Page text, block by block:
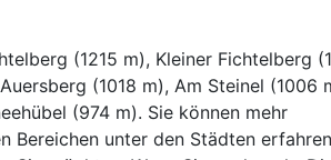
(1215 m), Kleiner Fichtelberg
(1018 m), Am Steinel (1006
(974 m). Sie können mehr
Bereichen unter den Städten